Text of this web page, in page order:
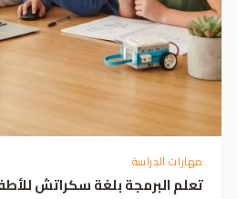
مهارات الدراسة
تعلم البرمجة بلغة سكراتش